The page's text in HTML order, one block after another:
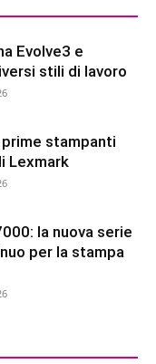
Evolve3 e
stili di lavoro
stampanti
Lexmark
la nuova serie
per la stampa